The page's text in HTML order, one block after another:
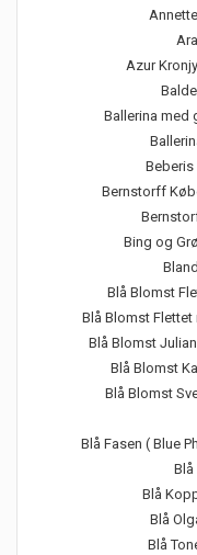
Azur
Ballerina med
Beberis
Bernstorff
Bing og
Blå Blomst
Blå Blomst Flettet
Blå Blomst
Blå Blomst
Blå Blomst
Blå Fasen ( Blue
Blå
Blå
Blå
Blå